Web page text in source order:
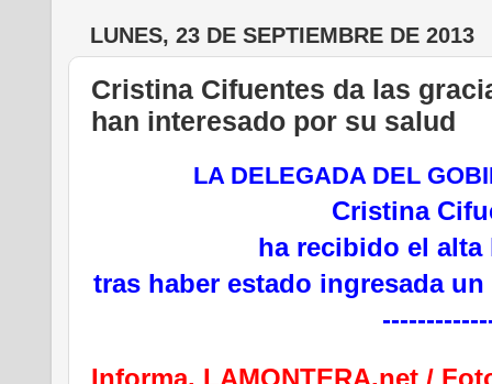
LUNES, 23 DE SEPTIEMBRE DE 2013
Cristina Cifuentes da las
han interesado por su salud
LA DELEGADA DEL
Cristina
ha recibido el
tras haber estado ingresada